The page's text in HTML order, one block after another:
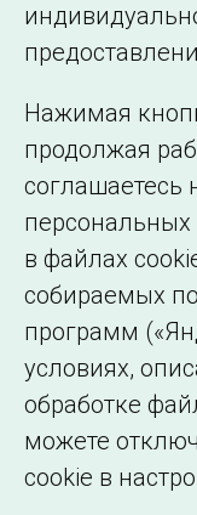
©2005–2026 АО «СО
Нажимая
продолжая
соглашаетесь
в файлах
собираемых
программ
условиях,
обработке
можете
cookie в